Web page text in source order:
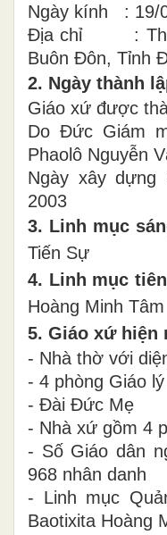
Ngày kính : 19/
Địa chỉ : Thôn
Buôn Đôn, Tỉnh
2. Ngày thành
Giáo xứ được
Do Đức Giám
Phaolô Nguyễn
Ngày xây dựng
2003
3. Linh mục
Tiến Sự
4. Linh mục
Hoàng Minh Tâm
5. Giáo xứ hiện
- Nhà thờ với
- 4 phòng Giáo
- Đài Đức Mẹ
- Nhà xứ gồm 4
- Số Giáo dân
968 nhân danh
- Linh mục
Baotixita Hoàng